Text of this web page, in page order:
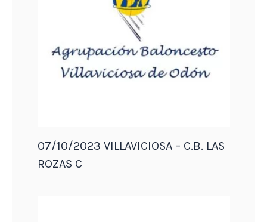
07/10/2023 VILLAVICIOSA – C.B. LAS
ROZAS C